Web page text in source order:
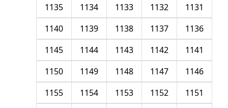
1131
1132
1133
1134
1135
1136
1137
1138
1139
1140
1141
1142
1143
1144
1145
1146
1147
1148
1149
1150
1151
1152
1153
1154
1155